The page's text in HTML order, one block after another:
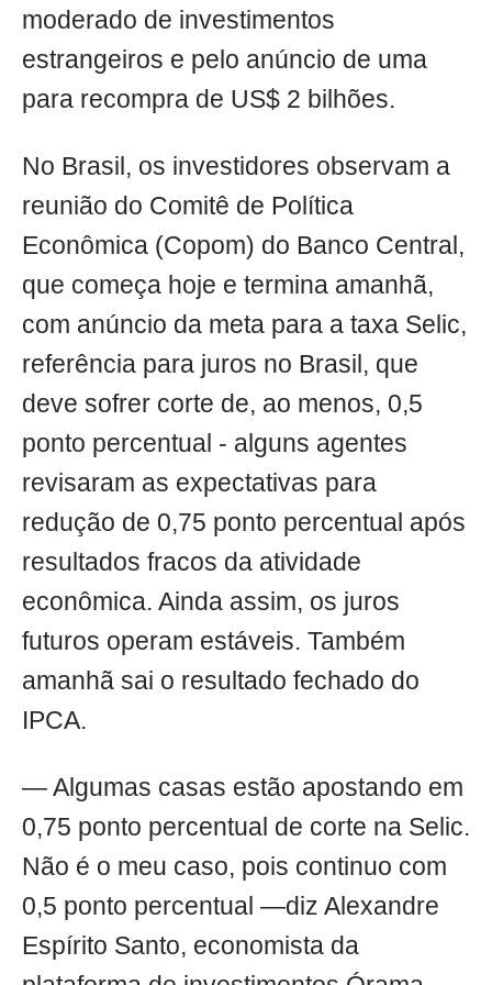
moderado de investimentos
estrangeiros e pelo anúncio de uma
para recompra de US$ 2 bilhões.
No Brasil, os investidores observam a
reunião do Comitê de Política
Econômica (Copom) do Banco Central,
que começa hoje e termina amanhã,
com anúncio da meta para a taxa Selic,
referência para juros no Brasil, que
deve sofrer corte de, ao menos, 0,5
ponto percentual - alguns agentes
revisaram as expectativas para
redução de 0,75 ponto percentual após
resultados fracos da atividade
econômica. Ainda assim, os juros
futuros operam estáveis. Também
amanhã sai o resultado fechado do
IPCA.
— Algumas casas estão apostando em
0,75 ponto percentual de corte na Selic.
Não é o meu caso, pois continuo com
0,5 ponto percentual —diz Alexandre
Espírito Santo, economista da